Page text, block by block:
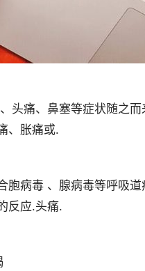
头痛、鼻塞等症状随之
、胀痛或.
胞病毒 、腺病毒等呼吸
反应.头痛.